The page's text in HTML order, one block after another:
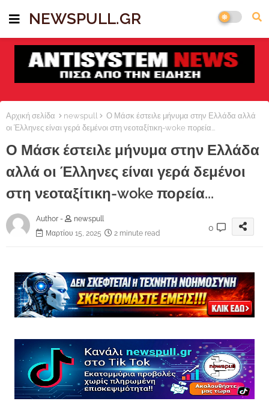
NEWSPULL.GR
Αρχική σελίδα newspull
Ο Μάσκ έστειλε μήνυμα στην Ελλάδα αλλά
οι Έλληνες είναι γερά δεμένοι στη νεοταξίτικη-woke πορεία...
Ο Μάσκ έστειλε μήνυμα στην Ελλάδα
αλλά οι Έλληνες είναι γερά δεμένοι
στη νεοταξίτικη-woke πορεία...
Author -
newspull
Μαρτίου 15, 2025
2 minute read
0